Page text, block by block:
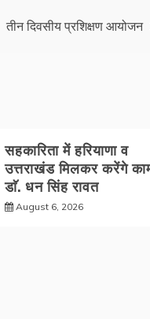
तीन दिवसीय प्रशिक्षण आयोजन
सहकारिता में हरियाणा व
उत्तराखंड मिलकर करेंगे
डाॅ. धन सिंह रावत
August 6, 2026